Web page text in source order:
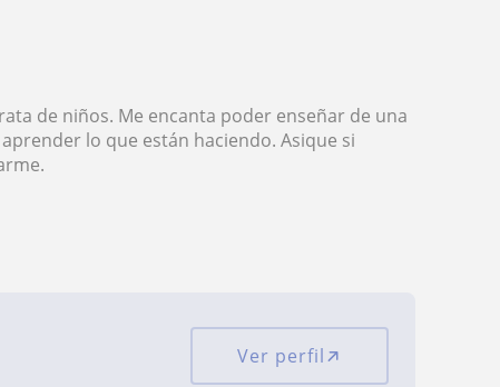
de niños. Me encanta poder enseñar de una
lo que están haciendo. Asique si
Ver perfil